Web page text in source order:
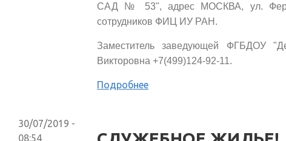
САД № 53", адрес МОСКВА, ул.
сотрудников ФИЦ ИУ РАН.
Заместитель заведующей ФГБДОУ
Викторовна +7(499)124-92-11.
Подробнее
30/07/2019 -
08:54